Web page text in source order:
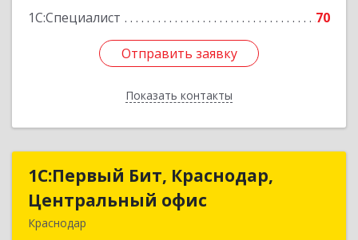
1С:Специалист
70
Отправить заявку
Показать контакты
Отправить заявку
Назад
1С:Первый Бит, Краснодар,
Центральный офис
Краснодар
1С:Первый Бит, Краснодар,
Центральный офис